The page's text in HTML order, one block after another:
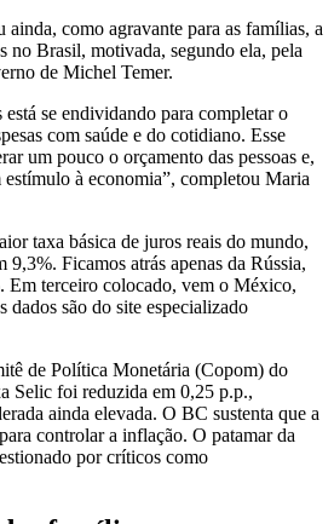
como agravante para as famílias, a
no Brasil, motivada, segundo ela, pela
de Michel Temer.
está se endividando para completar o
com saúde e do cotidiano. Esse
um pouco o orçamento das pessoas e,
estímulo à economia”, completou Maria
taxa básica de juros reais do mundo,
9,3%. Ficamos atrás apenas da Rússia,
Em terceiro colocado, vem o México,
dados são do site especializado
de Política Monetária (Copom) do
Selic foi reduzida em 0,25 p.p.,
ainda elevada. O BC sustenta que a
controlar a inflação. O patamar da
por críticos como